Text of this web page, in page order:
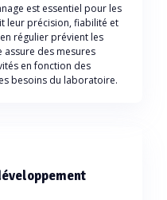
est essentiel pour les
leur précision, fiabilité et
régulier prévient les
assure des mesures
en fonction des
besoins du laboratoire.